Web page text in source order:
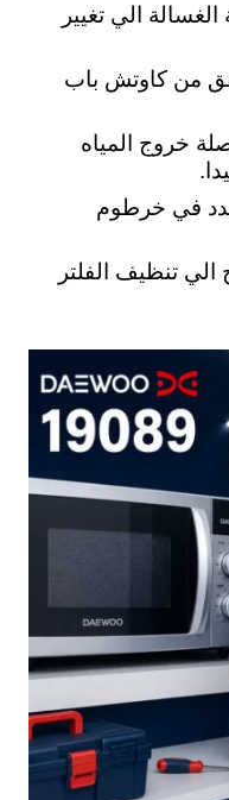
الي تغيير
من كاوتش باب
خروج المياه
في خرطوم
تنظيف الفلتر